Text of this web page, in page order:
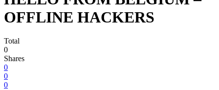
OFFLINE HACKERS
Total
0
Shares
0
0
0